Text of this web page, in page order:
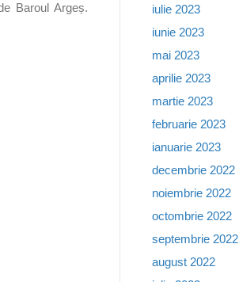
Baroul Argeș.
iulie 2023
iunie 2023
mai 2023
aprilie 2023
martie 2023
februarie 2023
ianuarie 2023
decembrie 2022
noiembrie 2022
octombrie 2022
septembrie 2022
august 2022